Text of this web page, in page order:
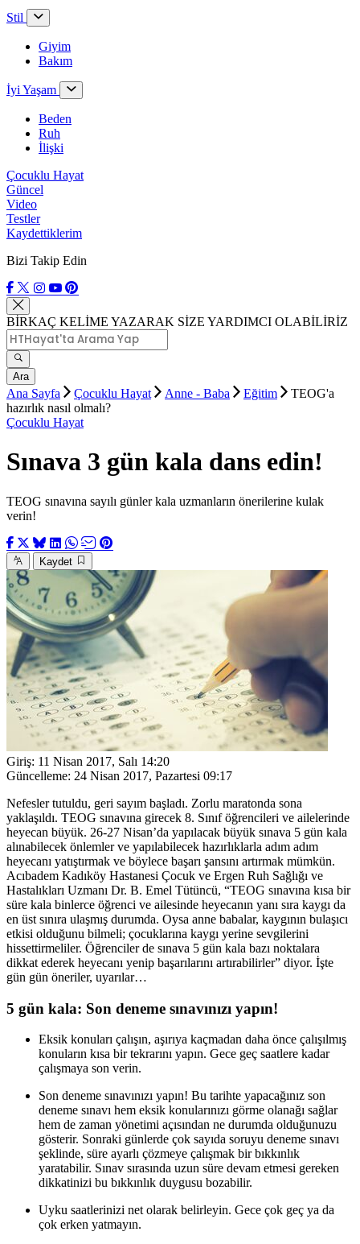
Stil
Giyim
Bakım
İyi Yaşam
Beden
Ruh
İlişki
Çocuklu Hayat
Güncel
Video
Testler
Kaydettiklerim
Bizi Takip Edin
BİRKAÇ KELİME YAZARAK SİZE YARDIMCI OLABİLİRİZ
Ara
Ana Sayfa Çocuklu Hayat Anne - Baba Eğitim
TEOG'a
hazırlık nasıl olmalı?
Çocuklu Hayat
Sınava 3 gün kala dans edin!
TEOG sınavına sayılı günler kala uzmanların önerilerine kulak
verin!
Kaydet
Giriş: 11 Nisan 2017, Salı 14:20
Güncelleme: 24 Nisan 2017, Pazartesi 09:17
Nefesler tutuldu, geri sayım başladı. Zorlu maratonda sona
yaklaşıldı. TEOG sınavına girecek 8. Sınıf öğrencileri ve ailelerinde
heyecan büyük. 26-27 Nisan’da yapılacak büyük sınava 5 gün kala
alınabilecek önlemler ve yapılabilecek hazırlıklarla adım adım
heyecanı yatıştırmak ve böylece başarı şansını artırmak mümkün.
Acıbadem Kadıköy Hastanesi Çocuk ve Ergen Ruh Sağlığı ve
Hastalıkları Uzmanı Dr. B. Emel Tütüncü, “TEOG sınavına kısa bir
süre kala binlerce öğrenci ve ailesinde heyecanın yanı sıra kaygı da
en üst sınıra ulaşmış durumda. Oysa anne babalar, kaygının bulaşıcı
etkisi olduğunu bilmeli; çocuklarına kaygı yerine sevgilerini
hissettirmeliler. Öğrenciler de sınava 5 gün kala bazı noktalara
dikkat ederek heyecanı yenip başarılarını artırabilirler” diyor. İşte
gün gün öneriler, uyarılar…
5 gün kala: Son deneme sınavınızı yapın!
Eksik konuları çalışın, aşırıya kaçmadan daha önce çalışılmış
konuların kısa bir tekrarını yapın. Gece geç saatlere kadar
çalışmaya son verin.
Son deneme sınavınızı yapın! Bu tarihte yapacağınız son
deneme sınavı hem eksik konularınızı görme olanağı sağlar
hem de zaman yönetimi açısından ne durumda olduğunuzu
gösterir. Sonraki günlerde çok sayıda soruyu deneme sınavı
şeklinde, süre ayarlı çözmeye çalışmak bir bıkkınlık
yaratabilir. Sınav sırasında uzun süre devam etmesi gereken
dikkatinizi bu bıkkınlık duygusu bozabilir.
Uyku saatlerinizi net olarak belirleyin. Gece çok geç ya da
çok erken yatmayın.